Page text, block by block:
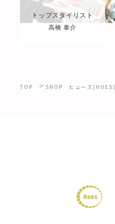
トップスタイリスト
高橋 泰介
TOP > SHOP ヒューズ(HUES)